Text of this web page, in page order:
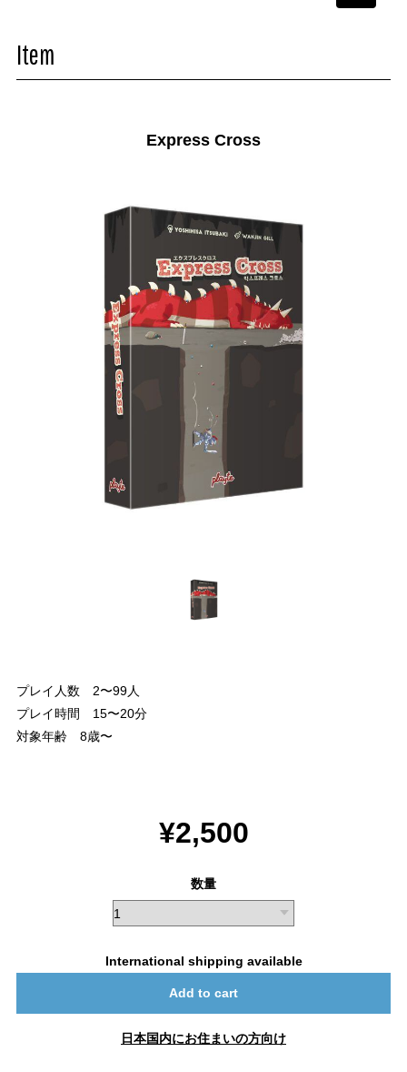
Item
Express Cross
プレイ人数 2〜99人
プレイ時間 15〜20分
対象年齢 8歳〜
¥2,500
数量
International shipping available
Add to cart
日本国内にお住まいの方向け